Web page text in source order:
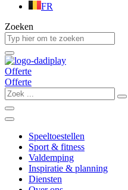
FR
Zoeken
Offerte
Offerte
Zoek
...
Speeltoestellen
Sport & fitness
Valdemping
Inspiratie & planning
Diensten